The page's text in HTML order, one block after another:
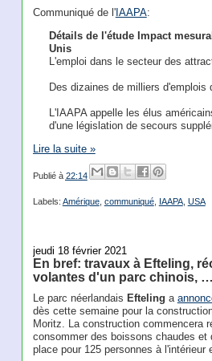
Communiqué de l'IAAPA:
Détails de l'étude Impact
Unis
L'emploi dans le secteur des
Des dizaines de milliers
L'IAAPA appelle les élus
d'une législation de secours
Lire la suite »
Publié à 22:14
Labels: Amérique, communiqué, IAAPA, USA
jeudi 18 février 2021
En bref: travaux à Efteling,
volantes d'un parc chinois, …
Le parc néerlandais Efteling a
dès cette semaine pour la
Moritz. La construction commencera
consommer des boissons chaudes
place pour 125 personnes à l'intérieur